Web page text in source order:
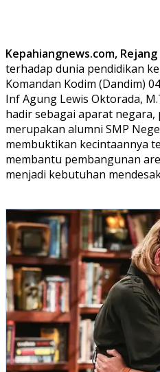
Kepahiangnews.com,
terhadap dunia pendidikan
Komandan Kodim (Dandim)
Inf Agung Lewis Oktorada,
hadir sebagai aparat
merupakan alumni SMP
membuktikan kecintaannya
membantu pembangunan
menjadi kebutuhan